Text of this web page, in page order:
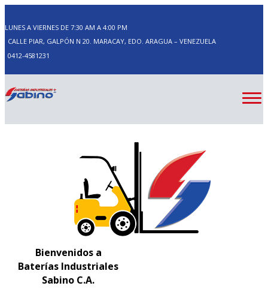
LUNES A VIERNES DE 7:30 AM A 4:00 PM
CALLE PIAR, GALPÓN N 20. MARACAY, EDO. ARAGUA – VENEZUELA
0412-4581231
Bienvenidos a
Baterías Industriales
Sabino C.A.